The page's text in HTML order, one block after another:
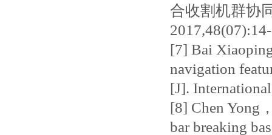
合收割机群协
[7] Bai
navigation
[J].
[8] Chen Yong
bar breaking